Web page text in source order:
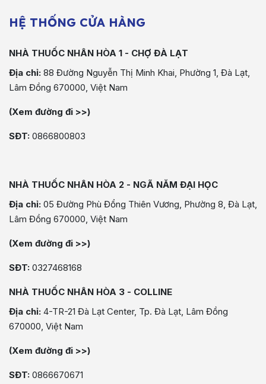
HỆ THỐNG CỬA HÀNG
NHÀ THUỐC NHÂN HÒA 1 - CHỢ ĐÀ LẠT
Địa chỉ: 88 Đường Nguyễn Thị Minh Khai, Phường 1, Đà Lạt,
Lâm Đồng 670000, Việt Nam
(Xem đường đi >>)
SĐT: 0866800803
NHÀ THUỐC NHÂN HÒA 2 - NGÃ NĂM ĐẠI HỌC
Địa chỉ: 05 Đường Phù Đổng Thiên Vương, Phường 8, Đà Lạt,
Lâm Đồng 670000, Việt Nam
(Xem đường đi >>)
SĐT: 0327468168
NHÀ THUỐC NHÂN HÒA 3 - COLLINE
Địa chỉ: 4-TR-21 Đà Lạt Center, Tp. Đà Lạt, Lâm Đồng
670000, Việt Nam
(Xem đường đi >>)
SĐT: 0866670671